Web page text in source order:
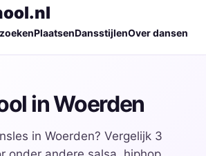
PlaatsenDansstijlenOver dansen
in Woerden
in Woerden? Vergelijk 3